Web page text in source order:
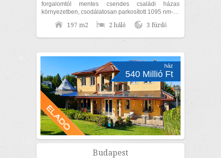
forgalomtól mentes csendes családi házas
környezetben, csodálatosan parkosított 1095 nm-es
díszkertben, nettó 170nm lakóterületű családi...
197 m2 2 háló 3 fürdő
ház
540 Millió Ft
Budapest